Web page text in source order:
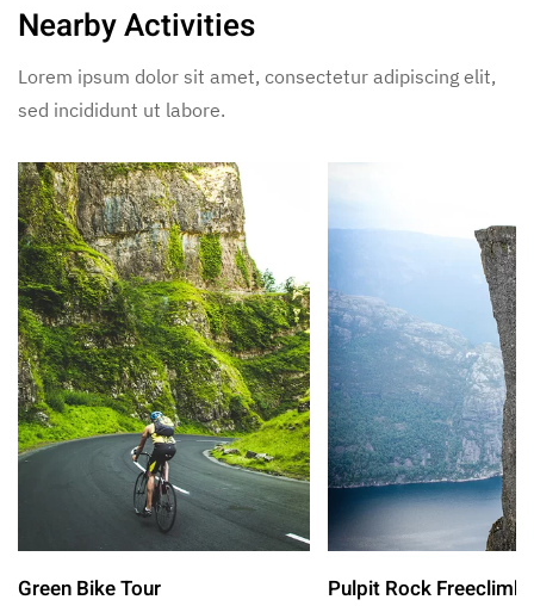
Nearby Activities
Lorem ipsum dolor sit amet, consectetur adipiscing elit,
sed incididunt ut labore.
Green Bike Tour Pulpit Rock